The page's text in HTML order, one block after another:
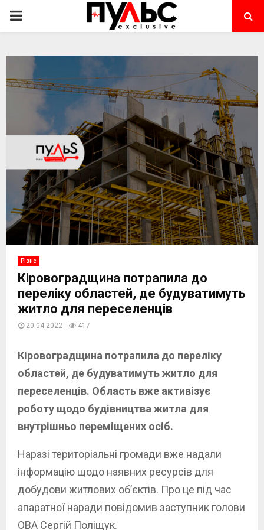
PRIMARY
Різне
Кіровоградщина потрапила до
переліку областей, де будуватимуть
житло для переселенців
20.04.2022 417
Кіровоградщина потрапила до переліку
областей, де будуватимуть житло для
переселенців. Область вже активізує
роботу щодо будівництва житла для
внутрішньо переміщених осіб.
Наразі територіальні громади вже надали
інформацію щодо наявних ресурсів для
добудови житлових об’єктів. Про це під час
апаратної наради повідомив заступник голови
ОВА Сергій Поліщук.